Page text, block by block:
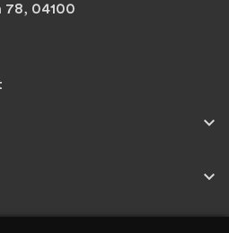
78, 04100

